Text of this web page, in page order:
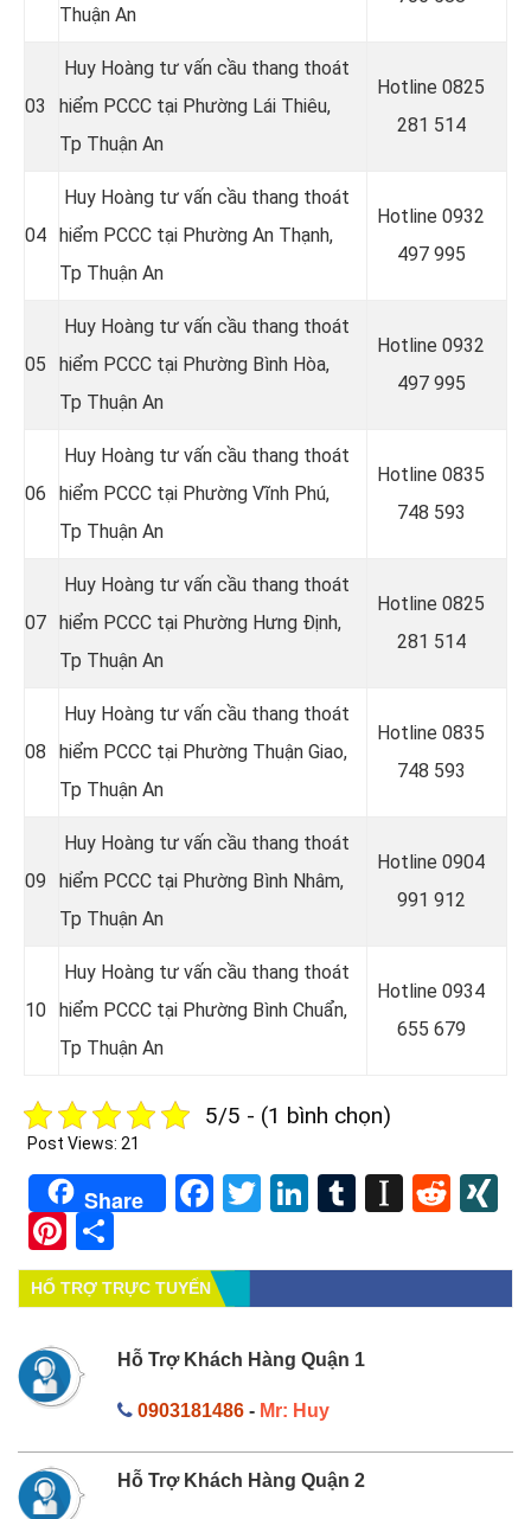
Thuận An
03
Huy Hoàng tư vấn cầu thang thoát
hiểm PCCC tại Phường Lái Thiêu,
Tp Thuận An
Hotline 0825
281 514
04
Huy Hoàng tư vấn cầu thang thoát
hiểm PCCC tại Phường An Thạnh,
Tp Thuận An
Hotline 0932
497 995
05
Huy Hoàng tư vấn cầu thang thoát
hiểm PCCC tại Phường Bình Hòa,
Tp Thuận An
Hotline 0932
497 995
06
Huy Hoàng tư vấn cầu thang thoát
hiểm PCCC tại Phường Vĩnh Phú,
Tp Thuận An
Hotline 0835
748 593
07
Huy Hoàng tư vấn cầu thang thoát
hiểm PCCC tại Phường Hưng Định,
Tp Thuận An
Hotline 0825
281 514
08
Huy Hoàng tư vấn cầu thang thoát
hiểm PCCC tại Phường Thuận Giao,
Tp Thuận An
Hotline 0835
748 593
09
Huy Hoàng tư vấn cầu thang thoát
hiểm PCCC tại Phường Bình Nhâm,
Tp Thuận An
Hotline 0904
991 912
10
Huy Hoàng tư vấn cầu thang thoát
hiểm PCCC tại Phường Bình Chuẩn,
Tp Thuận An
Hotline 0934
655 679
5/5 - (1 bình chọn)
Post Views: 21
Share Facebook
TwitterLinkedIn
Tumblr
Pinterest
HỔ TRỢ TRỰC TUYẾN
Hỗ Trợ Khách Hàng Quận 1
0903181486- Mr: Huy
Hỗ Trợ Khách Hàng Quận 2